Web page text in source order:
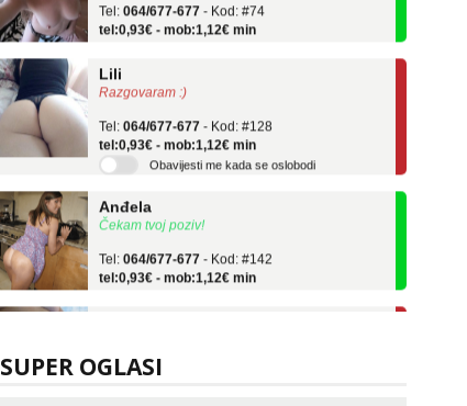
tel:0,93€ - mob:1,12€ min
Razgovaram :)
tel:0,93€ - mob:1,12€ min
Obavijesti me kada se oslobodi
Čekam tvoj poziv!
tel:0,93€ - mob:1,12€ min
tel:0,93€ - mob:1,12€ min
SUPER OGLASI